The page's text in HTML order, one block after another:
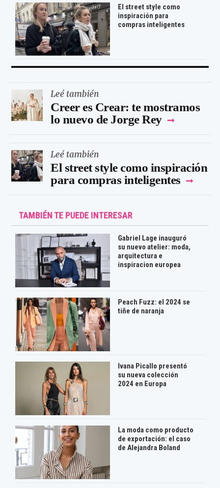
El street style como
inspiración para
compras inteligentes
Leé también
Creer es Crear: te mostramos
lo nuevo de Jorge Rey
Leé también
El street style como inspiración
para compras inteligentes
TAMBIÉN TE PUEDE INTERESAR
Gabriel Lage inauguró
su nuevo atelier: moda,
arquitectura e
inspiracion europea
Peach Fuzz: el 2024 se
tiñe de naranja
Ivana Picallo presentó
su nueva colección
2024 en Europa
La moda como producto
de exportación: el caso
de Alejandra Boland